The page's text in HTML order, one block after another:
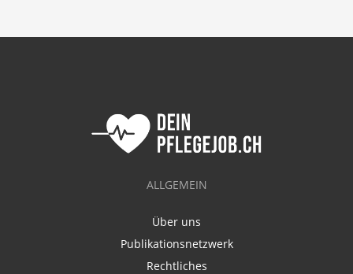
ALLGEMEIN
Über uns
Publikationsnetzwerk
Rechtliches